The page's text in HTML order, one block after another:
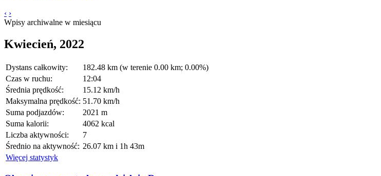
‹ ›
Wpisy archiwalne w miesiącu
Kwiecień, 2022
Dystans całkowity:
182.48 km (w terenie 0.00 km; 0.00%)
Czas w ruchu:
12:04
Średnia prędkość:
15.12 km/h
Maksymalna prędkość: 51.70 km/h
Suma podjazdów:
2021 m
Suma kalorii:
4062 kcal
Liczba aktywności:
7
Średnio na aktywność: 26.07 km i 1h 43m
Więcej statystyk